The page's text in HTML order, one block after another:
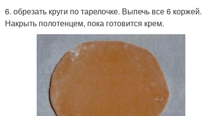
6. обрезать круги по тарелочке. Выпечь все 6 коржей.
Накрыть полотенцем, пока готовится крем.